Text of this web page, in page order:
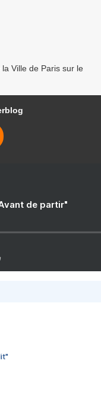
Ville de Paris sur le
de partir"